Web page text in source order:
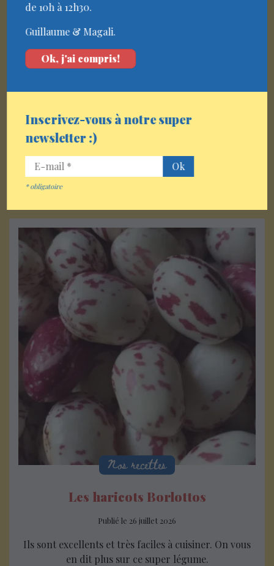
La vie de la
Les aventures d’une tomate
Une belle récolte
Nos produits
Nos recettes
Les haricots Borlottos
Publié le 26 juillet 2026
Ils sont excellents et très faciles à cuisiner. On vous
en dit plus sur ce super légume.
de 10h à 12h30.
Guillaume & Magali.
Ok, j'ai compris!
Inscrivez-vous à notre super
newsletter :)
*obligatoire